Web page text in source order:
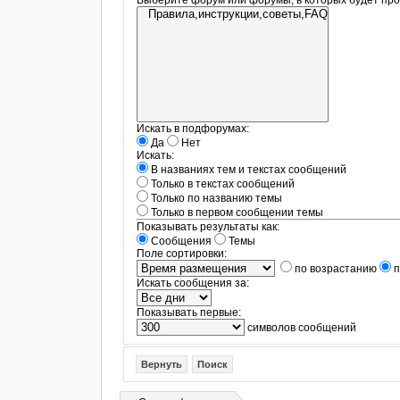
Искать в подфорумах:
Да
Нет
Искать:
В названиях тем и текстах сообщений
Только в текстах сообщений
Только по названию темы
Только в первом сообщении темы
Показывать результаты как:
Сообщения
Темы
Поле сортировки:
по возрастанию
Искать сообщения за:
Показывать первые:
символов сообщений